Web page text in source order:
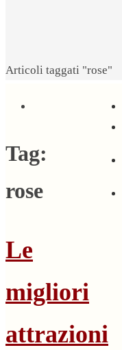
Home
Articoli taggati "rose"
Tag:
rose
Le
migliori
attrazioni